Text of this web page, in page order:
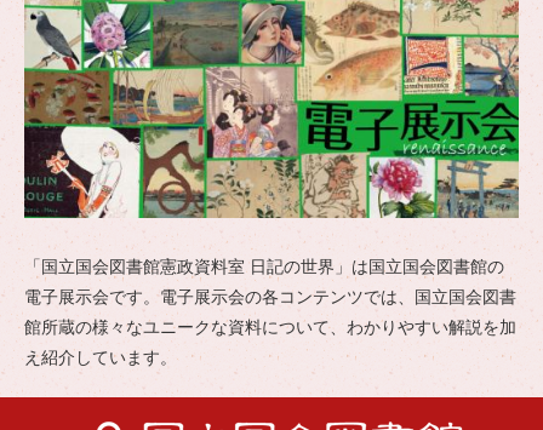
「国立国会図書館憲政資料室 日記の世界」は国立国会図書館の
電子展示会です。電子展示会の各コンテンツでは、国立国会図書
館所蔵の様々なユニークな資料について、わかりやすい解説を加
え紹介しています。